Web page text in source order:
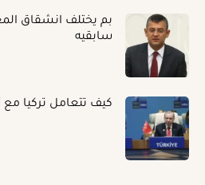
بم يختلف انشقاق
سابقيه
كيف تتعامل تركيا مع